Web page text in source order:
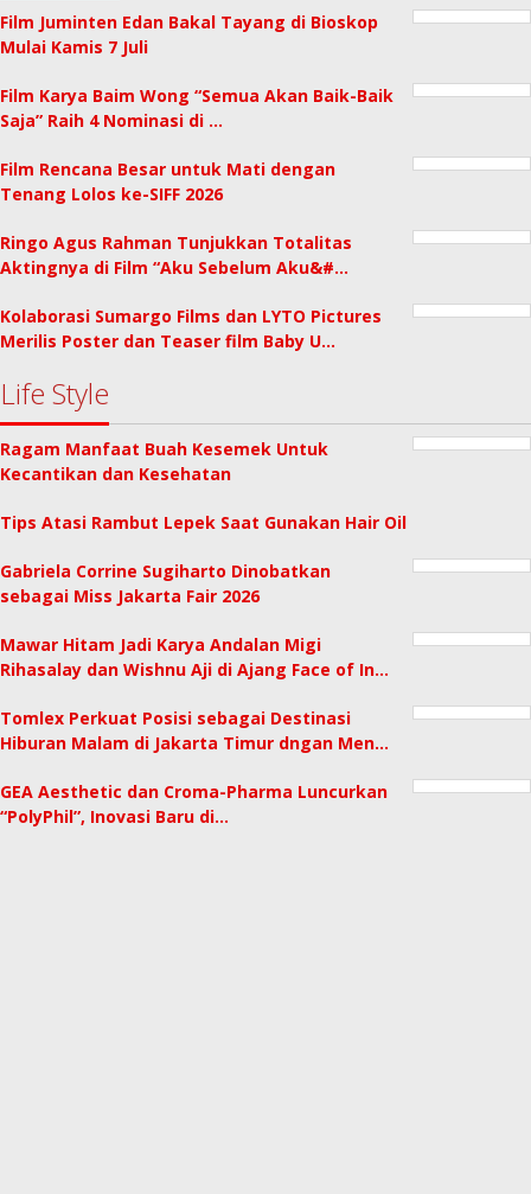
Film Juminten Edan Bakal Tayang di Bioskop
Mulai Kamis 7 Juli
Film Karya Baim Wong “Semua Akan Baik-Baik
Saja” Raih 4 Nominasi di …
Film Rencana Besar untuk Mati dengan
Tenang Lolos ke-SIFF 2026
Ringo Agus Rahman Tunjukkan Totalitas
Aktingnya di Film “Aku Sebelum Aku&#…
Kolaborasi Sumargo Films dan LYTO Pictures
Merilis Poster dan Teaser film Baby U…
Life Style
Ragam Manfaat Buah Kesemek Untuk
Kecantikan dan Kesehatan
Tips Atasi Rambut Lepek Saat Gunakan Hair Oil
Gabriela Corrine Sugiharto Dinobatkan
sebagai Miss Jakarta Fair 2026
Mawar Hitam Jadi Karya Andalan Migi
Rihasalay dan Wishnu Aji di Ajang Face of In…
Tomlex Perkuat Posisi sebagai Destinasi
Hiburan Malam di Jakarta Timur dngan Men…
GEA Aesthetic dan Croma-Pharma Luncurkan
“PolyPhil”, Inovasi Baru di…